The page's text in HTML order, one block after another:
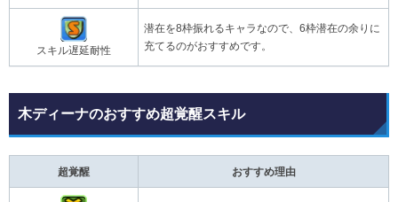
スキル遅延耐性
潜在を8枠振れるキャラなので、6枠潜在の余りに
充てるのがおすすめです。
木ディーナのおすすめ超覚醒スキル
超覚醒 おすすめ理由